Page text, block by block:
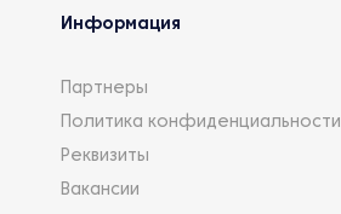
Информация
Партнеры
Политика конфиденциальности
Реквизиты
Вакансии